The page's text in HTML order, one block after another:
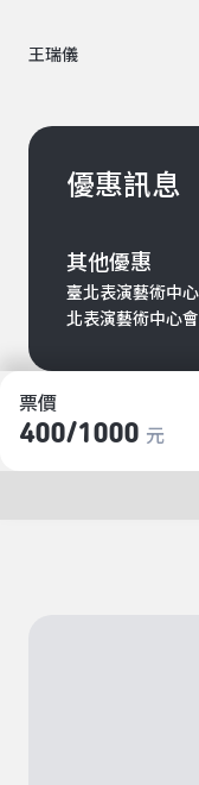
票價
400/​1000 元
王瑞儀
優惠訊息
其他優惠
臺北表演藝術中
北表演藝術中心